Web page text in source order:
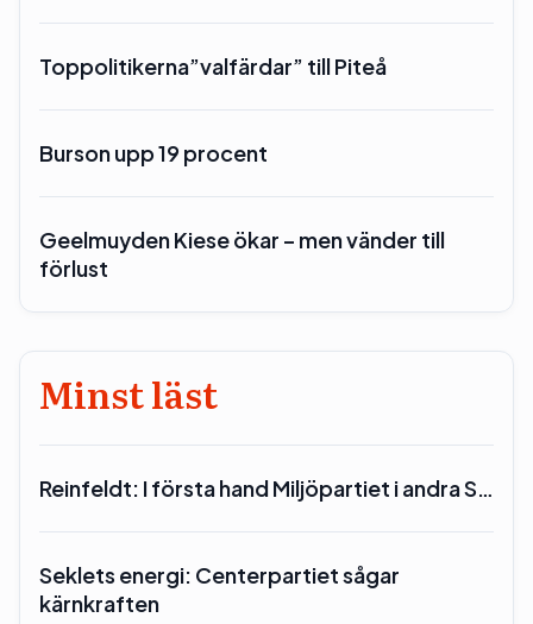
Toppolitikerna”valfärdar” till Piteå
Burson upp 19 procent
Geelmuyden Kiese ökar – men vänder till
förlust
Minst läst
Reinfeldt: I första hand Miljöpartiet i andra S…
Seklets energi: Centerpartiet sågar
kärnkraften